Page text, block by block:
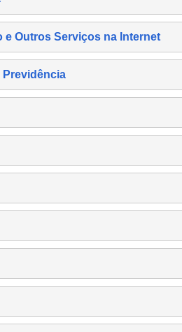
e Outros Serviços na Internet
Previdência